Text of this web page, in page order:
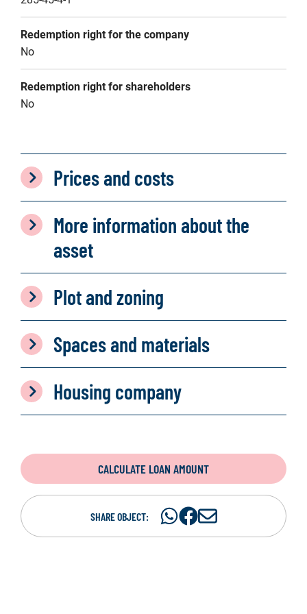
Redemption right for the company
No
Redemption right for shareholders
No
Prices and costs
More information about the
asset
Plot and zoning
Spaces and materials
Housing company
CALCULATE LOAN AMOUNT
SHARE OBJECT:
ShareShare
S